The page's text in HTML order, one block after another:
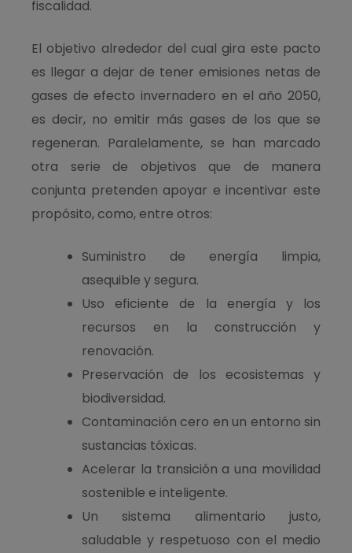
fiscalidad.
El objetivo alrededor del cual gira este pacto
es llegar a dejar de tener emisiones netas de
gases de efecto invernadero en el año 2050,
es decir, no emitir más gases de los que se
regeneran. Paralelamente, se han marcado
otra serie de objetivos que de manera
conjunta pretenden apoyar e incentivar este
propósito, como, entre otros:
Suministro de energía limpia,
asequible y segura.
Uso eficiente de la energía y los
recursos en la construcción y
renovación.
Preservación de los ecosistemas y
biodiversidad.
Contaminación cero en un entorno sin
sustancias tóxicas.
Acelerar la transición a una movilidad
sostenible e inteligente.
Un sistema alimentario justo,
saludable y respetuoso con el medio